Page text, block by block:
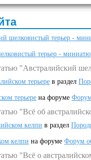
шелковистый терьер -
терьер -
"Австралийский
терьере в раздел
терьере на форуме
"Всё об
келпи в раздел
келпи на форуме Форум
"Всё о